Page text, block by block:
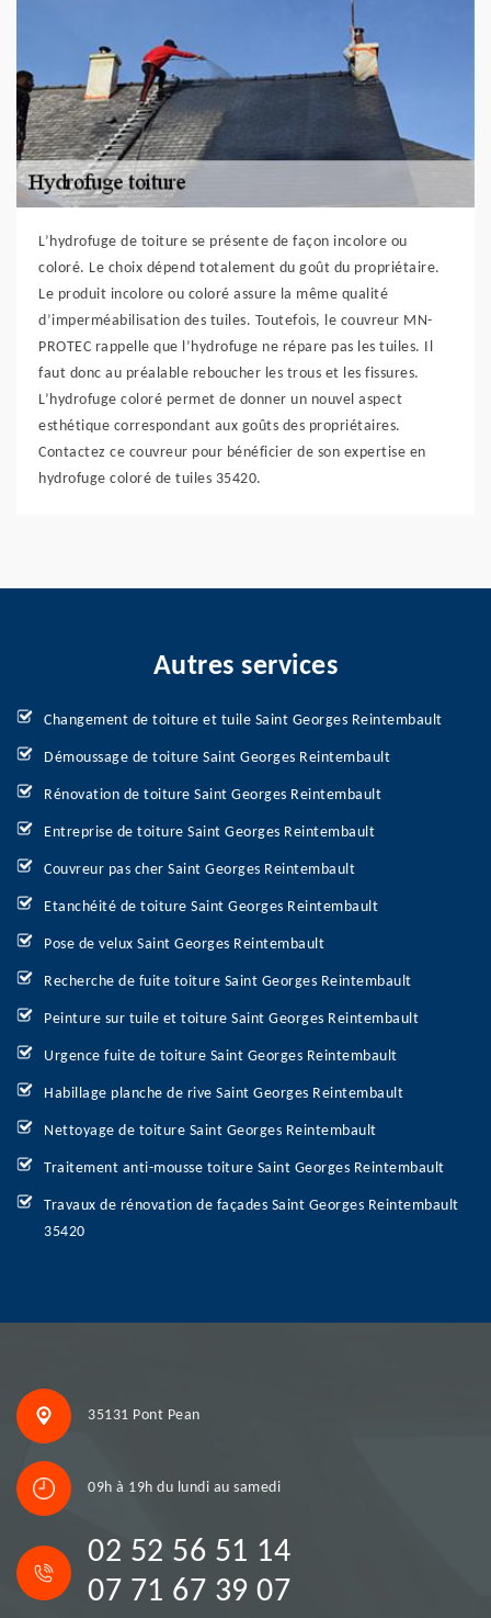
L’hydrofuge de toiture se présente de façon incolore ou
coloré. Le choix dépend totalement du goût du propriétaire.
Le produit incolore ou coloré assure la même qualité
d’imperméabilisation des tuiles. Toutefois, le couvreur MN-
PROTEC rappelle que l’hydrofuge ne répare pas les tuiles. Il
faut donc au préalable reboucher les trous et les fissures.
L’hydrofuge coloré permet de donner un nouvel aspect
esthétique correspondant aux goûts des propriétaires.
Contactez ce couvreur pour bénéficier de son expertise en
hydrofuge coloré de tuiles 35420.
Autres services
Changement de toiture et tuile Saint Georges Reintembault
Démoussage de toiture Saint Georges Reintembault
Rénovation de toiture Saint Georges Reintembault
Entreprise de toiture Saint Georges Reintembault
Couvreur pas cher Saint Georges Reintembault
Etanchéité de toiture Saint Georges Reintembault
Pose de velux Saint Georges Reintembault
Recherche de fuite toiture Saint Georges Reintembault
Peinture sur tuile et toiture Saint Georges Reintembault
Urgence fuite de toiture Saint Georges Reintembault
Habillage planche de rive Saint Georges Reintembault
Nettoyage de toiture Saint Georges Reintembault
Traitement anti-mousse toiture Saint Georges Reintembault
Travaux de rénovation de façades Saint Georges Reintembault
35420
35131 Pont Pean
09h à 19h du lundi au samedi
02 52 56 51 14
07 71 67 39 07